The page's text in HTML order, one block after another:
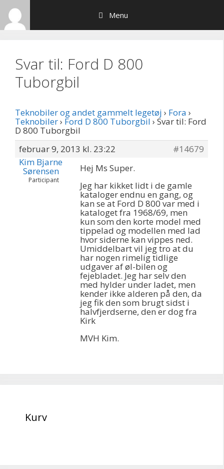
Hop
indhold
Menu
Svar til: Ford D 800
Tuborgbil
Teknobiler og andet gammelt legetøj › Fora ›
Teknobiler› Ford D 800 Tuborgbil › Svar til: Ford
D 800 Tuborgbil
februar 9, 2013 kl. 23:22
#14679
Kim Bjarne
Sørensen
Participant
Hej Ms Super.
Jeg har kikket lidt i de gamle
kataloger endnu en gang, og
kan se at Ford D 800 var med i
kataloget fra 1968/69, men
kun som den korte model med
tippelad og modellen med lad
hvor siderne kan vippes ned.
Umiddelbart vil jeg tro at du
har nogen rimelig tidlige
udgaver af øl-bilen og
fejebladet. Jeg har selv den
med hylder under ladet, men
kender ikke alderen på den, da
jeg fik den som brugt sidst i
halvfjerdserne, den er dog fra
Kirk
MVH Kim.
Kurv